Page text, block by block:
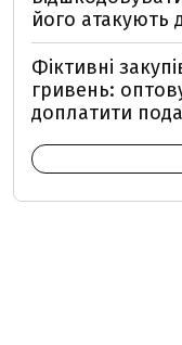
його атакують
Фіктивні
гривень:
доплатити